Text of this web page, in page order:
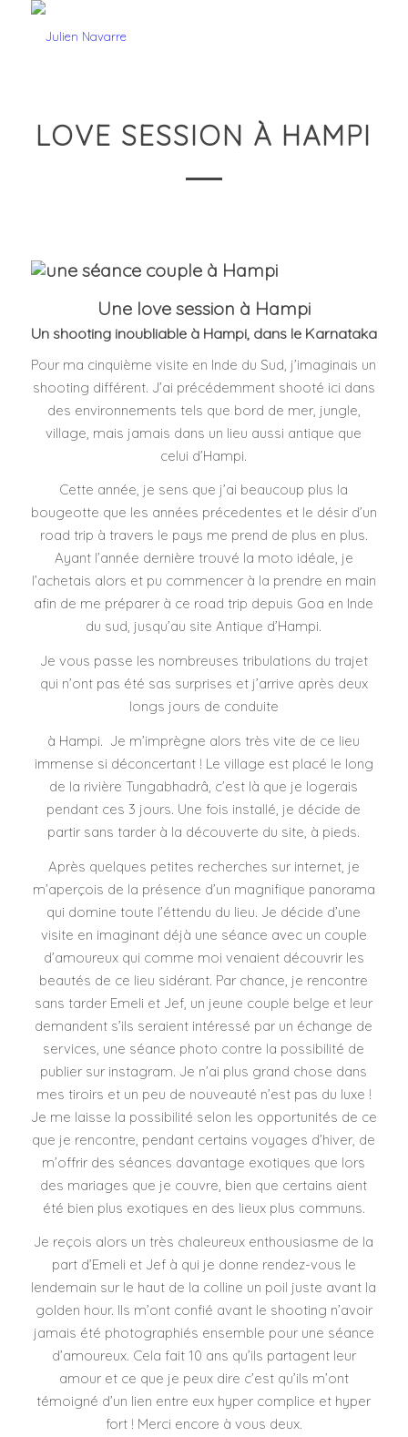
LOVE SESSION À HAMPI
Une love session à Hampi
Un shooting inoubliable à Hampi, dans le Karnataka
Pour ma cinquième visite en Inde du Sud, j’imaginais un
shooting différent. J’ai précédemment shooté ici dans
des environnements tels que bord de mer, jungle,
village, mais jamais dans un lieu aussi antique que
celui d’Hampi.
Cette année, je sens que j’ai beaucoup plus la
bougeotte que les années précedentes et le désir d’un
road trip à travers le pays me prend de plus en plus.
Ayant l’année dernière trouvé la moto idéale, je
l’achetais alors et pu commencer à la prendre en main
afin de me préparer à ce road trip depuis Goa en Inde
du sud, jusqu’au site Antique d’Hampi.
Je vous passe les nombreuses tribulations du trajet
qui n’ont pas été sas surprises et j’arrive après deux
longs jours de conduite
à Hampi. Je m’imprègne alors très vite de ce lieu
immense si déconcertant ! Le village est placé le long
de la rivière Tungabhadrâ, c’est là que je logerais
pendant ces 3 jours. Une fois installé, je décide de
partir sans tarder à la découverte du site, à pieds.
Après quelques petites recherches sur internet, je
m’aperçois de la présence d’un magnifique panorama
qui domine toute l’éttendu du lieu. Je décide d’une
visite en imaginant déjà une séance avec un couple
d’amoureux qui comme moi venaient découvrir les
beautés de ce lieu sidérant. Par chance, je rencontre
sans tarder Emeli et Jef, un jeune couple belge et leur
demandent s’ils seraient intéressé par un échange de
services, une séance photo contre la possibilité de
publier sur instagram. Je n’ai plus grand chose dans
mes tiroirs et un peu de nouveauté n’est pas du luxe !
Je me laisse la possibilité selon les opportunités de ce
que je rencontre, pendant certains voyages d’hiver, de
m’offrir des séances davantage exotiques que lors
des mariages que je couvre, bien que certains aient
été bien plus exotiques en des lieux plus communs.
Je reçois alors un très chaleureux enthousiasme de la
part d’Emeli et Jef à qui je donne rendez-vous le
lendemain sur le haut de la colline un poil juste avant la
golden hour. Ils m’ont confié avant le shooting n’avoir
jamais été photographiés ensemble pour une séance
d’amoureux. Cela fait 10 ans qu’ils partagent leur
amour et ce que je peux dire c’est qu’ils m’ont
témoigné d’un lien entre eux hyper complice et hyper
fort ! Merci encore à vous deux.